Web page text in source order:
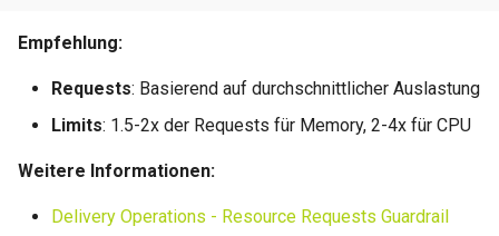
Empfehlung:
Requests: Basierend auf durchschnittlicher Auslastung
Limits: 1.5-2x der Requests für Memory, 2-4x für CPU
Weitere Informationen:
Delivery Operations - Resource Requests Guardrail